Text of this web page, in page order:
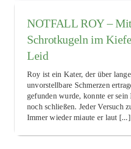
NOTFALL ROY –
Schrotkugeln im
Leid
Roy ist ein Kater, der über
unvorstellbare Schmerzen
gefunden wurde, konnte er
noch schließen. Jeder Versuch
Immer wieder miaute er laut [...]